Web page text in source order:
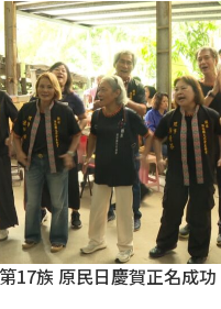
17族 原民日慶賀正名成功